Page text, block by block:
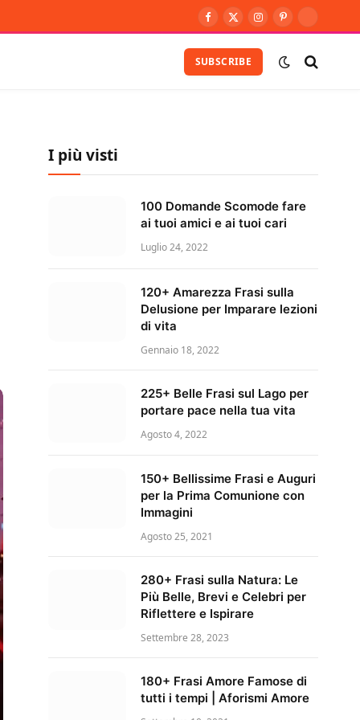
Facebook
X
Instagram
Pinterest
Vimeo
SUBSCRIBE
I più visti
100 Domande Scomode fare
ai tuoi amici e ai tuoi cari
Luglio 24, 2022
120+ Amarezza Frasi sulla
Delusione per Imparare lezioni
di vita
Gennaio 18, 2022
225+ Belle Frasi sul Lago per
portare pace nella tua vita
Agosto 4, 2022
150+ Bellissime Frasi e Auguri
per la Prima Comunione con
Immagini
Agosto 25, 2021
280+ Frasi sulla Natura: Le
Più Belle, Brevi e Celebri per
Riflettere e Ispirare
Settembre 28, 2023
180+ Frasi Amore Famose di
tutti i tempi | Aforismi Amore